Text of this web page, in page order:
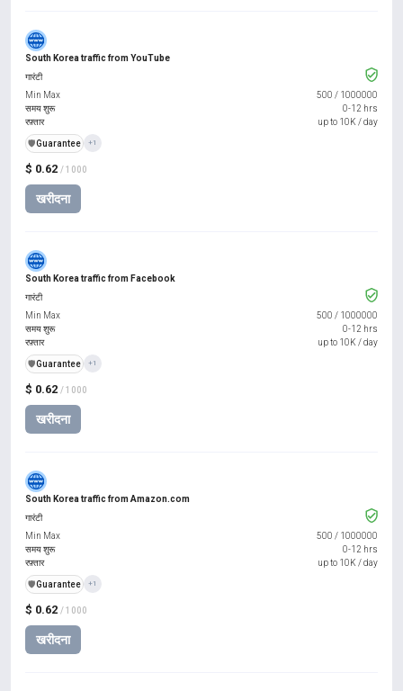
South Korea traffic from YouTube
$ 0.62 / 1000
खरीदना
गारंटी
Min Max
500 / 1000000
समय शुरू
0-12 hrs
रफ़्तार
up to 10K / day
️🛡️Guarantee +1
South Korea traffic from Facebook
$ 0.62 / 1000
खरीदना
गारंटी
Min Max
500 / 1000000
समय शुरू
0-12 hrs
रफ़्तार
up to 10K / day
️🛡️Guarantee +1
South Korea traffic from Amazon.com
$ 0.62 / 1000
खरीदना
गारंटी
Min Max
500 / 1000000
समय शुरू
0-12 hrs
रफ़्तार
up to 10K / day
️🛡️Guarantee +1